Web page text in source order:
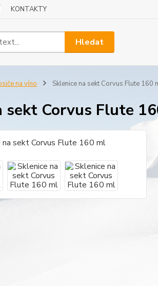
KONTAKTY
Hledat
na víno Sklenice na sekt Corvus Flute 160
sekt Corvus Flute